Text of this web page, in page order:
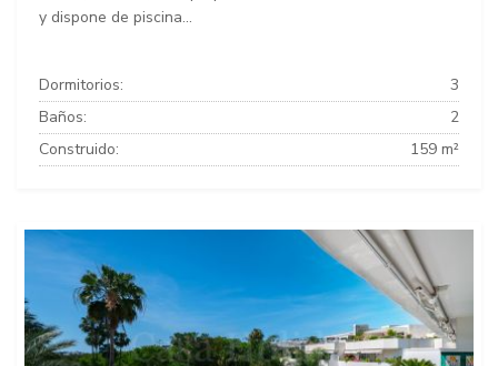
y dispone de piscina...
Dormitorios:
3
Baños:
2
Construido:
159 m²